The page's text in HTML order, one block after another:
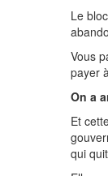
Le
Vous
payer
On a
Et
qui